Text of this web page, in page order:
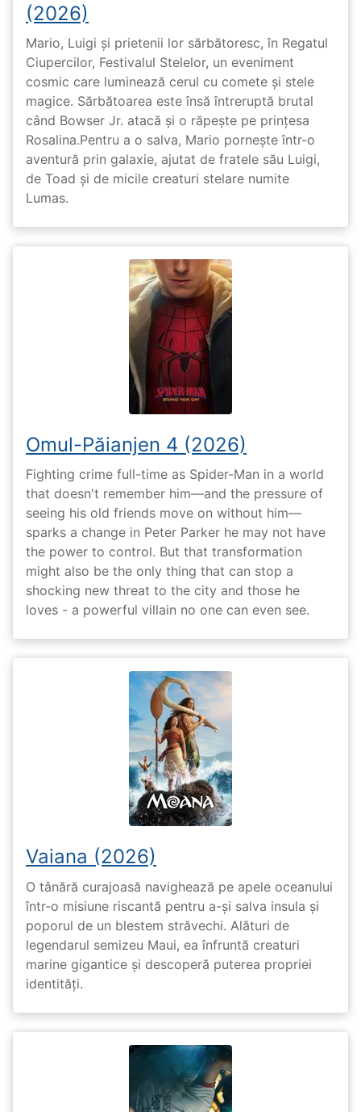
(2026)
Mario, Luigi și prietenii lor sărbătoresc, în Regatul
Ciupercilor, Festivalul Stelelor, un eveniment
cosmic care luminează cerul cu comete și stele
magice. Sărbătoarea este însă întreruptă brutal
când Bowser Jr. atacă și o răpește pe prinţesa
Rosalina.Pentru a o salva, Mario pornește într-o
aventură prin galaxie, ajutat de fratele său Luigi,
de Toad și de micile creaturi stelare numite
Lumas.
Omul-Păianjen 4 (2026)
Fighting crime full-time as Spider-Man in a world
that doesn't remember him—and the pressure of
seeing his old friends move on without him—
sparks a change in Peter Parker he may not have
the power to control. But that transformation
might also be the only thing that can stop a
shocking new threat to the city and those he
loves - a powerful villain no one can even see.
Vaiana (2026)
O tânără curajoasă navighează pe apele oceanului
într-o misiune riscantă pentru a-și salva insula și
poporul de un blestem străvechi. Alături de
legendarul semizeu Maui, ea înfruntă creaturi
marine gigantice și descoperă puterea propriei
identități.